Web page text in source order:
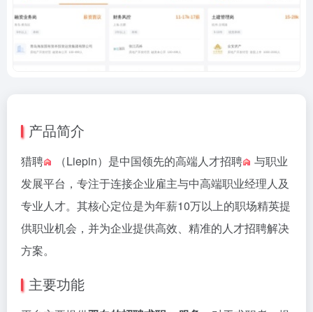
产品简介
猎聘 （Liepin）是中国领先的高端人才招聘
与职业
发展平台，专注于连接企业雇主与中高端职业经理人及
专业人才。其核心定位是为年薪10万以上的职场精英提
供职业机会，并为企业提供高效、精准的人才招聘解决
方案。
主要功能